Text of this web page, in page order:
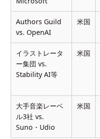
Authors Guild
vs. OpenAI
米国
イラストレータ
ー集団 vs.
Stability AI等
米国
大手音楽レーベ
ル3社 vs.
Suno・Udio
米国